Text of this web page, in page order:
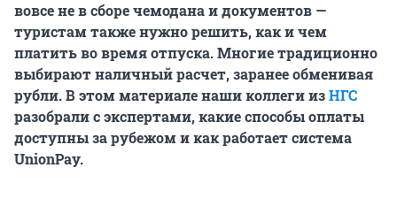
вовсе не в сборе чемодана и документов —
туристам также нужно решить, как и чем
платить во время отпуска. Многие традиционно
выбирают наличный расчет, заранее обменивая
рубли. В этом материале наши коллеги изНГС
разобрали с экспертами, какие способы оплаты
доступны за рубежом и как работает система
UnionPay.